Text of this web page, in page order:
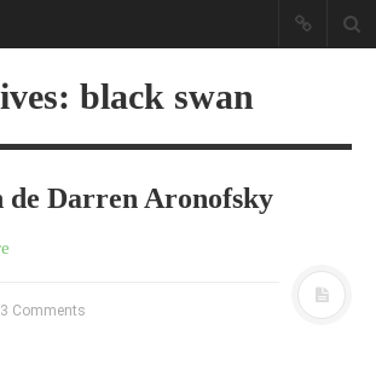
black swan
de Darren Aronofsky
3 Comments